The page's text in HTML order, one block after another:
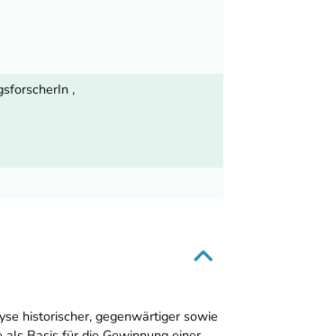
,
historischer, gegenwärtiger sowie